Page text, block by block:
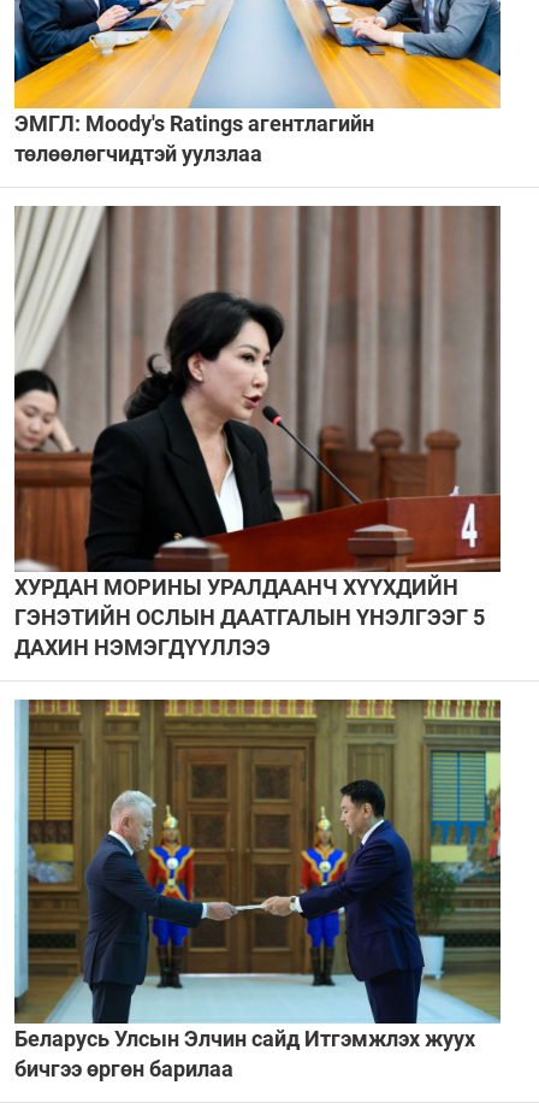
ЭМГЛ: Moody's Ratings агентлагийн
төлөөлөгчидтэй уулзлаа
ХУРДАН МОРИНЫ УРАЛДААНЧ ХҮҮХДИЙН
ГЭНЭТИЙН ОСЛЫН ДААТГАЛЫН ҮНЭЛГЭЭГ 5
ДАХИН НЭМЭГДҮҮЛЛЭЭ
Беларусь Улсын Элчин сайд Итгэмжлэх жуух
бичгээ өргөн барилаа